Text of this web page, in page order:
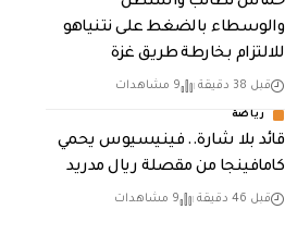
والوسطاء بالضغط على نتنياهو
للالتزام بخارطة طريق غزة
قبل 38 دقيقة 9 مشاهدات
رياضة
قائد بلا شارة.. فينيسيوس يحمي
كامافينجا من مقصلة ريال مدريد
قبل 46 دقيقة 9 مشاهدات